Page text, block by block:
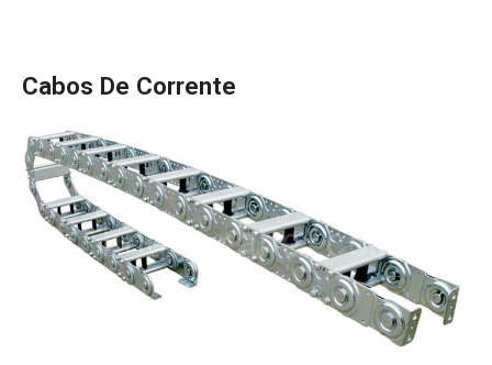
Cabos De Corrente